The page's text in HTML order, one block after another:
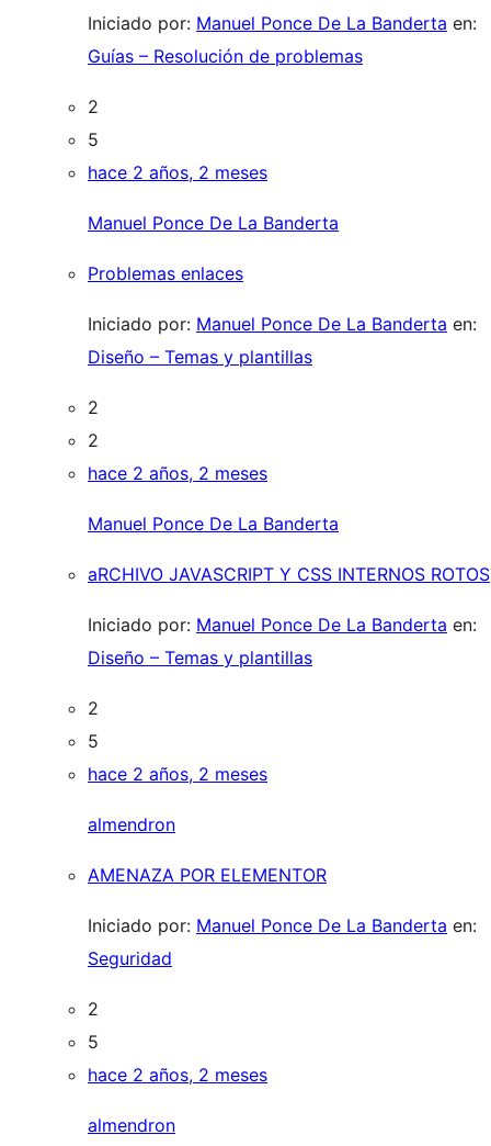
Iniciado por: Manuel Ponce De La Banderta en:
Guías – Resolución de problemas
2
5
hace 2 años, 2 meses
Manuel Ponce De La Banderta
Problemas enlaces
Iniciado por: Manuel Ponce De La Banderta en:
Diseño – Temas y plantillas
2
2
hace 2 años, 2 meses
Manuel Ponce De La Banderta
aRCHIVO JAVASCRIPT Y CSS INTERNOS ROTOS
Iniciado por: Manuel Ponce De La Banderta en:
Diseño – Temas y plantillas
2
5
hace 2 años, 2 meses
almendron
AMENAZA POR ELEMENTOR
Iniciado por: Manuel Ponce De La Banderta en:
Seguridad
2
5
hace 2 años, 2 meses
almendron